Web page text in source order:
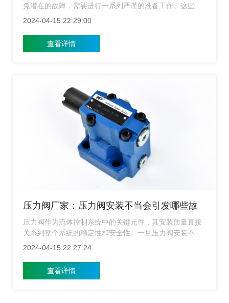
免潜在的故障，需要进行一系列严谨的准备工作。这些准
备工作涵盖了从检查设备完整性到操作环境评估等多个方
阀厂家就来给大家介绍下在使用设备之前需要做哪些准备
2024-04-15 22:29:00
查看详情
压力阀厂家：压力阀安装不当会引发哪些故
障？
压力阀作为流体控制系统中的关键元件，其安装质量直接
关系到整个系统的稳定性和安全性。一旦压力阀安装不
当，不仅会影响其正常功能，还可能引发一系列故障，给
的介绍下安装不当会引发哪些故障问题？
2024-04-15 22:27:24
查看详情